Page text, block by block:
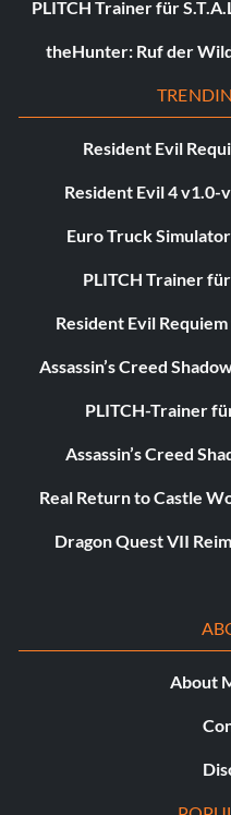
PLITCH Trainer für
theHunter: Ruf der
Resident Evil
Resident Evil 4 v1.0-
Euro Truck
PLITCH Trainer
Resident Evil
Assassin’s Creed
PLITCH-Trainer
Assassin’s Creed
Real Return to Castle
Dragon Quest VII
About